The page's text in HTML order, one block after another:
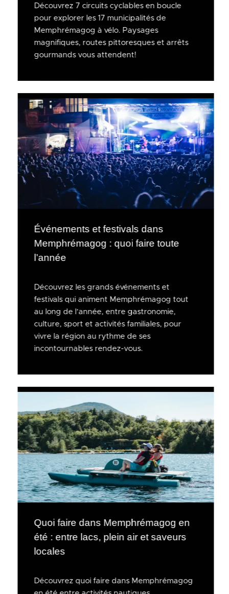
Découvrez 7 circuits cyclables en boucle
pour explorer les 17 municipalités de
Memphrémagog à vélo. Paysages
magnifiques, routes pittoresques et arrêts
gourmands vous attendent!
Événements et festivals dans
Memphrémagog : quoi faire toute
l’année
Découvrez les grands événements et
festivals qui animent Memphrémagog tout
au long de l’année, entre gastronomie,
culture, sport et activités familiales, pour
vivre la région au rythme de ses
incontournables rendez-vous.
Quoi faire dans Memphrémagog en
été : entre lacs, plein air et saveurs
locales
Découvrez quoi faire dans Memphrémagog